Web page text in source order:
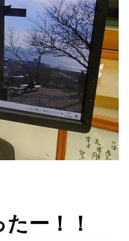
ー！！